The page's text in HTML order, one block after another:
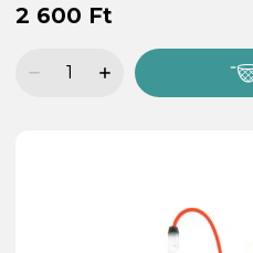
2 600 Ft